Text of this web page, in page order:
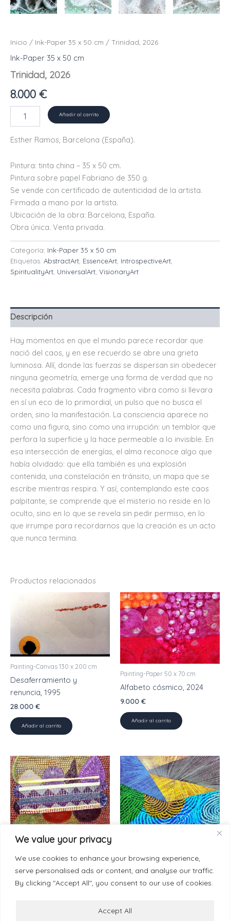
We value your privacy
We use cookies to enhance your browsing experience,
serve personalised ads or content, and analyse our traffic.
By clicking "Accept All", you consent to our use of cookies.
Accept All
Inicio / Ink-Paper 35 x 50 cm / Trinidad, 2026
Ink-Paper 35 x 50 cm
Trinidad, 2026
8.000 €
2026
Añadir al carrito
Esther Ramos, Barcelona (España).
Pintura: tinta china – 35 x 50 cm.
Pintura sobre papel Fabriano de 350 g.
Se vende con certificado de autenticidad de la artista.
Firmada a mano por la artista.
Ubicación de la obra: Barcelona, ​​España.
Obra única. Venta privada.
Categoría: Ink-Paper 35 x 50 cm
Etiquetas: AbstractArt EssenceArt IntrospectiveArt
SpiritualityArt UniversalArt VisionaryArt
Descripción
Hay momentos en que el mundo parece recordar que
nació del caos, y en ese recuerdo se abre una grieta
luminosa. Allí, donde las fuerzas se dispersan sin obedecer
ninguna geometría, emerge una forma de verdad que no
necesita palabras. Cada fragmento vibra como si llevara
en sí un eco de lo primordial, un pulso que no busca el
orden, sino la manifestación. La consciencia aparece no
como una figura, sino como una irrupción: un temblor que
perfora la superficie y la hace permeable a lo invisible. En
esa intersección de energías, el alma reconoce algo que
había olvidado: que ella también es una explosión
contenida, una constelación en tránsito, un mapa que se
escribe mientras respira. Y así, contemplando este caos
palpitante, se comprende que el misterio no reside en lo
oculto, sino en lo que se revela sin pedir permiso, en lo
que irrumpe para recordarnos que la creación es un acto
que nunca termina.
Productos relacionados
Painting-Canvas 130 x 200 cm
Desaferramiento y
renuncia, 1995
28.000 €
Añadir al carrito
Painting-Paper 50 x 70 cm
Alfabeto cósmico, 2024
9.000 €
Añadir al carrito
Painting-Paper 50 x 70 cm
2024
comenzar, 2025
9.000